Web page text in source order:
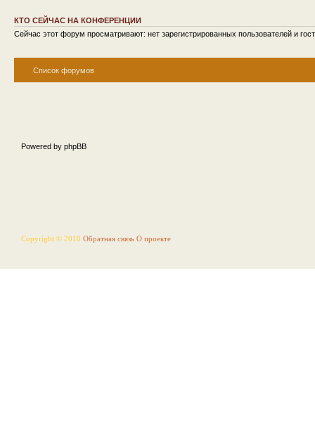
КТО СЕЙЧАС НА КОНФЕРЕНЦИИ
Сейчас этот форум просматривают: нет зарегистрированных пользователей и
Список форумов
Powered by phpBB
Copyright © 2010 Обратная связь О проекте